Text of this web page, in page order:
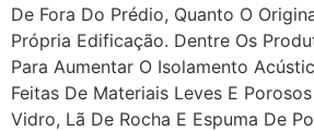
De Fora Do Prédio, Quanto O
Própria Edificação. Dentre Os
Para Aumentar O Isolamento
Feitas De Materiais Leves E
Vidro, Lã De Rocha E Espuma De